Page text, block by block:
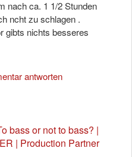
nach ca. 1 1/2 Stunden
ncht zu schlagen .
gibts nichts besseres
antworten
bass or not to bass? |
| Production Partner